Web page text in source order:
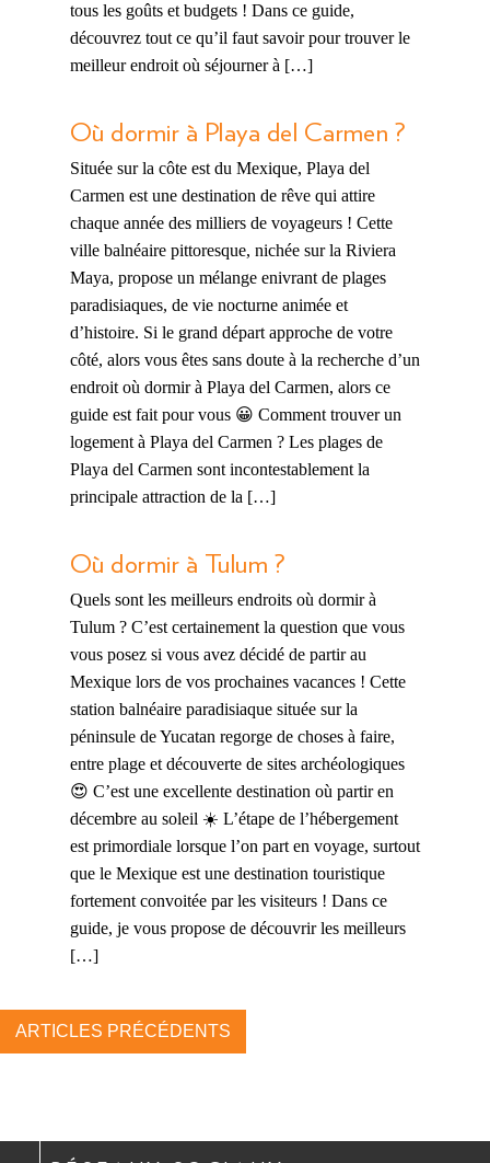
tous les goûts et budgets ! Dans ce guide,
découvrez tout ce qu’il faut savoir pour trouver le
meilleur endroit où séjourner à […]
Où dormir à Playa del Carmen ?
Située sur la côte est du Mexique, Playa del
Carmen est une destination de rêve qui attire
chaque année des milliers de voyageurs ! Cette
ville balnéaire pittoresque, nichée sur la Riviera
Maya, propose un mélange enivrant de plages
paradisiaques, de vie nocturne animée et
d’histoire. Si le grand départ approche de votre
côté, alors vous êtes sans doute à la recherche d’un
endroit où dormir à Playa del Carmen, alors ce
guide est fait pour vous 😀 Comment trouver un
logement à Playa del Carmen ? Les plages de
Playa del Carmen sont incontestablement la
principale attraction de la […]
Où dormir à Tulum ?
Quels sont les meilleurs endroits où dormir à
Tulum ? C’est certainement la question que vous
vous posez si vous avez décidé de partir au
Mexique lors de vos prochaines vacances ! Cette
station balnéaire paradisiaque située sur la
péninsule de Yucatan regorge de choses à faire,
entre plage et découverte de sites archéologiques
😍 C’est une excellente destination où partir en
décembre au soleil ☀️ L’étape de l’hébergement
est primordiale lorsque l’on part en voyage, surtout
que le Mexique est une destination touristique
fortement convoitée par les visiteurs ! Dans ce
guide, je vous propose de découvrir les meilleurs
[…]
ARTICLES PRÉCÉDENTS